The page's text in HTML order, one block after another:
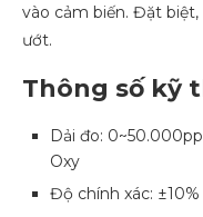
vào cảm biến. Đặt
ướt.
Thông số kỹ
Dải đo:
Oxy
Độ chính xác: ±10%